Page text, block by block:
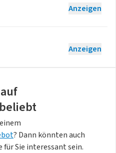
Anzeigen
Anzeigen
? Dann könnten auch
Sie interessant sein.